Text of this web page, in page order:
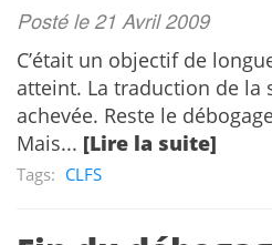
Posté le 21 Avril 2009
C’était un objectif de
atteint. La traduction de la
achevée. Reste le
Mais... [Lire la suite]
Tags: CLFS